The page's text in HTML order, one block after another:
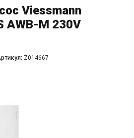
Viessmann
AWB-M 230V
Z014667